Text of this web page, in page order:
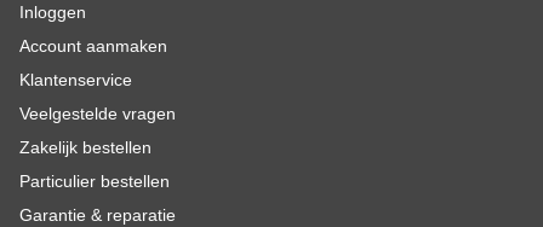
Inloggen
Account aanmaken
Klantenservice
Veelgestelde vragen
Zakelijk bestellen
Particulier bestellen
Garantie & reparatie